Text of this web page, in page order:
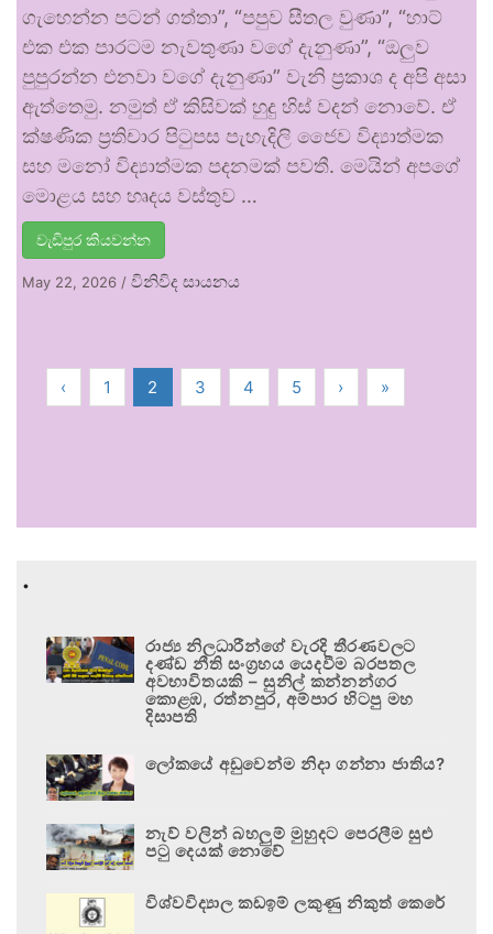
ගැහෙන්න පටන් ගත්තා”, “පපුව සීතල වුණා”, “හාට්
එක එක පාරටම නැවතුණා වගේ දැනුණා”, “ඔලුව
පුපුරන්න එනවා වගේ දැනුණා” වැනි ප්‍රකාශ ද අපි අසා
ඇත්තෙමු. නමුත් ඒ කිසිවක් හුදු හිස් වදන් නොවේ. ඒ
ක්ෂණික ප්‍රතිචාර පිටුපස පැහැදිලි ජෛව විද්‍යාත්මක
සහ මනෝ විද්‍යාත්මක පදනමක් පවතී. මෙයින් අපගේ
මොළය සහ හෘදය වස්තුව …
වැඩිපුර කියවන්න
May 22, 2026 / විනිවිද සායනය
‹ 1 2 3 4 5 › »
.
රාජ්‍ය නිලධාරීන්ගේ වැරදි තීරණවලට
දණ්ඩ නීති සංග්‍රහය යෙදවීම බරපතල
අවභාවිතයකි – සුනිල් කන්නන්ගර
කොළඹ, රත්නපුර, අම්පාර හිටපු මහ
දිසාපති
ලෝකයේ අඩුවෙන්ම නිදා ගන්නා ජාතිය?
නැව් වලින් බහලුම් මුහුදට පෙරලීම සුළු
පටු දෙයක් නොවේ
විශ්වවිද්‍යාල කඩඉම් ලකුණු නිකුත් කෙරේ